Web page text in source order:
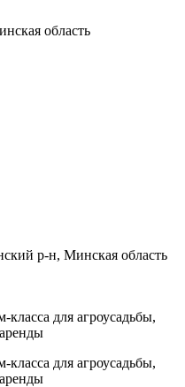
область
р-н, Минская область
для агроусадьбы,
для агроусадьбы,